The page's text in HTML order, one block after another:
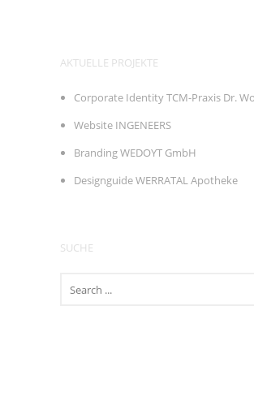
AKTUELLE PROJEKTE
Corporate Identity TCM-Praxis Dr.
Website INGENEERS
Branding WEDOYT GmbH
Designguide WERRATAL Apotheke
SUCHE